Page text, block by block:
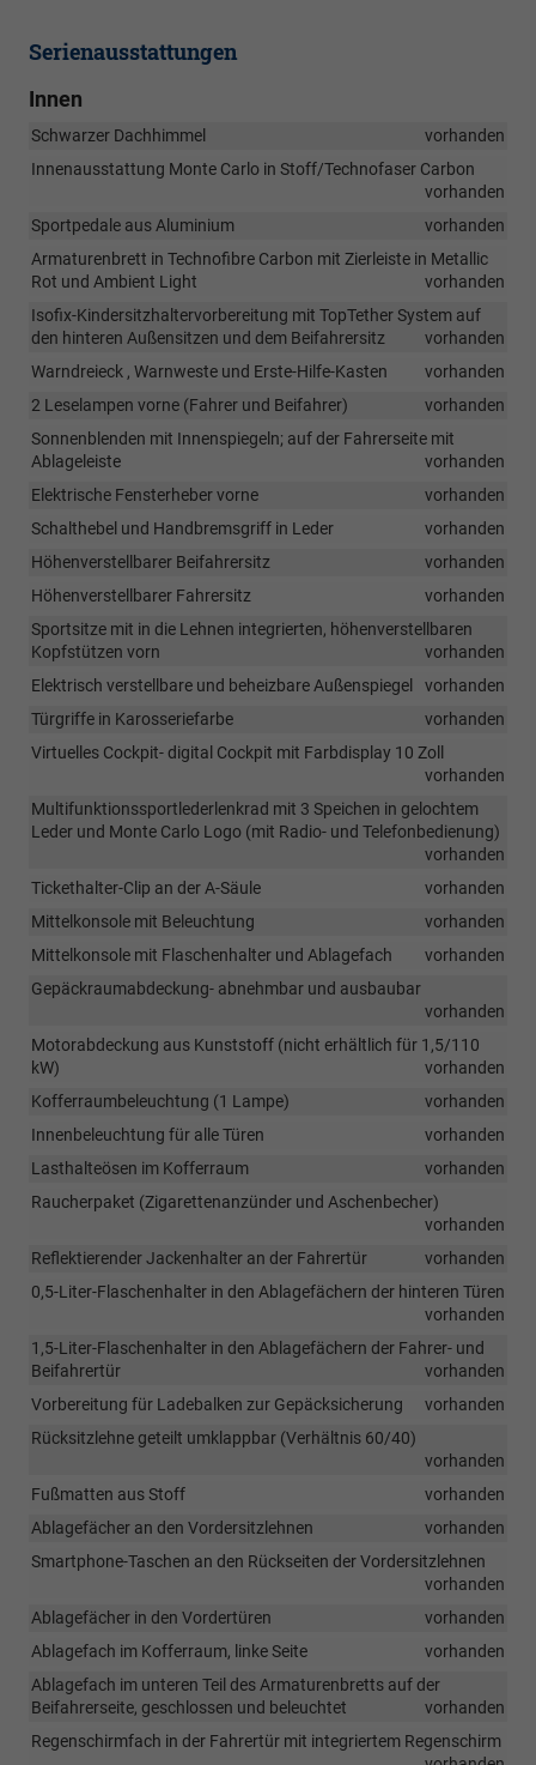
Serienausstattungen
Innen
Schwarzer Dachhimmel
vorhanden
Innenausstattung Monte Carlo in Stoff/Technofaser Carbon
vorhanden
Sportpedale aus Aluminium
vorhanden
Armaturenbrett in Technofibre Carbon mit Zierleiste in Metallic
Rot und Ambient Light
vorhanden
Isofix-Kindersitzhaltervorbereitung mit TopTether System auf
den hinteren Außensitzen und dem Beifahrersitz
vorhanden
Warndreieck , Warnweste und Erste-Hilfe-Kasten
vorhanden
2 Leselampen vorne (Fahrer und Beifahrer)
vorhanden
Sonnenblenden mit Innenspiegeln; auf der Fahrerseite mit
Ablageleiste
vorhanden
Elektrische Fensterheber vorne
vorhanden
Schalthebel und Handbremsgriff in Leder
vorhanden
Höhenverstellbarer Beifahrersitz
vorhanden
Höhenverstellbarer Fahrersitz
vorhanden
Sportsitze mit in die Lehnen integrierten, höhenverstellbaren
Kopfstützen vorn
vorhanden
Elektrisch verstellbare und beheizbare Außenspiegel
vorhanden
Türgriffe in Karosseriefarbe
vorhanden
Virtuelles Cockpit- digital Cockpit mit Farbdisplay 10 Zoll
vorhanden
Multifunktionssportlederlenkrad mit 3 Speichen in gelochtem
Leder und Monte Carlo Logo (mit Radio- und Telefonbedienung)
vorhanden
Tickethalter-Clip an der A-Säule
vorhanden
Mittelkonsole mit Beleuchtung
vorhanden
Mittelkonsole mit Flaschenhalter und Ablagefach
vorhanden
Gepäckraumabdeckung- abnehmbar und ausbaubar
vorhanden
Motorabdeckung aus Kunststoff (nicht erhältlich für 1,5/110
kW)
vorhanden
Kofferraumbeleuchtung (1 Lampe)
vorhanden
Innenbeleuchtung für alle Türen
vorhanden
Lasthalteösen im Kofferraum
vorhanden
Raucherpaket (Zigarettenanzünder und Aschenbecher)
vorhanden
Reflektierender Jackenhalter an der Fahrertür
vorhanden
0,5-Liter-Flaschenhalter in den Ablagefächern der hinteren Türen
vorhanden
1,5-Liter-Flaschenhalter in den Ablagefächern der Fahrer- und
Beifahrertür
vorhanden
Vorbereitung für Ladebalken zur Gepäcksicherung
vorhanden
Rücksitzlehne geteilt umklappbar (Verhältnis 60/40)
vorhanden
Fußmatten aus Stoff
vorhanden
Ablagefächer an den Vordersitzlehnen
vorhanden
Smartphone-Taschen an den Rückseiten der Vordersitzlehnen
vorhanden
Ablagefächer in den Vordertüren
vorhanden
Ablagefach im Kofferraum, linke Seite
vorhanden
Ablagefach im unteren Teil des Armaturenbretts auf der
Beifahrerseite, geschlossen und beleuchtet
vorhanden
Regenschirmfach in der Fahrertür mit integriertem Regenschirm